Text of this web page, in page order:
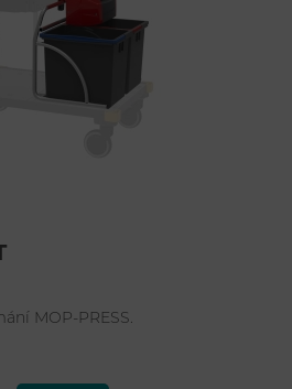
MOP-PRESS.